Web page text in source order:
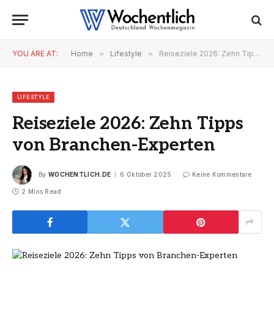
YOU ARE AT: Home » Lifestyle » Reiseziele 2026: Zehn Tipps von Branchen-Experten
LIFESTYLE
Reiseziele 2026: Zehn Tipps
von Branchen-Experten
By WOCHENTLICH.DE 6 Oktober 2025 Keine Kommentare
2 Mins Read